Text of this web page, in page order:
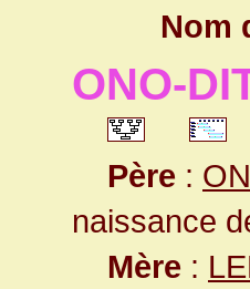
Nom
ONO-
Père :
naissance
Mère :